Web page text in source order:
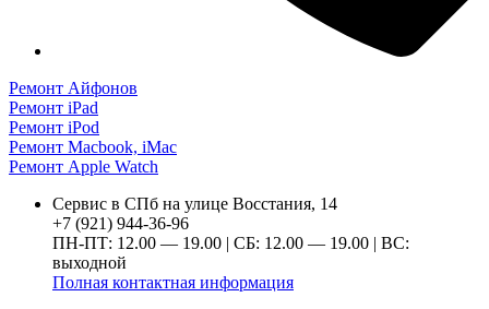
Ремонт Айфонов
Ремонт iPad
Ремонт iPod
Ремонт Macbook, iMac
Ремонт Apple Watch
Сервис в СПб на улице Восстания, 14
+7 (921) 944-36-96
ПН-ПТ: 12.00 — 19.00 | СБ: 12.00 — 19.00 | ВС:
выходной
Полная контактная информация